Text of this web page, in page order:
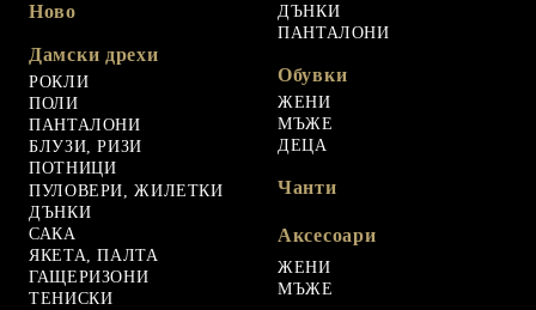
Ново
Дамски дрехи
РОКЛИ
ПОЛИ
ПАНТАЛОНИ
БЛУЗИ, РИЗИ
ПОТНИЦИ
ПУЛОВЕРИ, ЖИЛЕТКИ
ДЪНКИ
САКА
ЯКЕТА, ПАЛТА
ГАЩЕРИЗОНИ
ТЕНИСКИ
ДЪНКИ
ПАНТАЛОНИ
Обувки
ЖЕНИ
МЪЖЕ
ДЕЦА
Чанти
Аксесоари
ЖЕНИ
МЪЖЕ